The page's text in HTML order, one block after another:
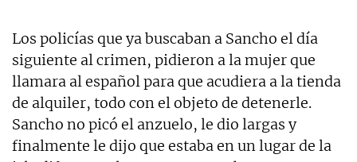
Los policías que ya buscaban a Sancho el día
siguiente al crimen, pidieron a la mujer que
llamara al español para que acudiera a la tienda
de alquiler, todo con el objeto de detenerle.
Sancho no picó el anzuelo, le dio largas y
finalmente le dijo que estaba en un lugar de la